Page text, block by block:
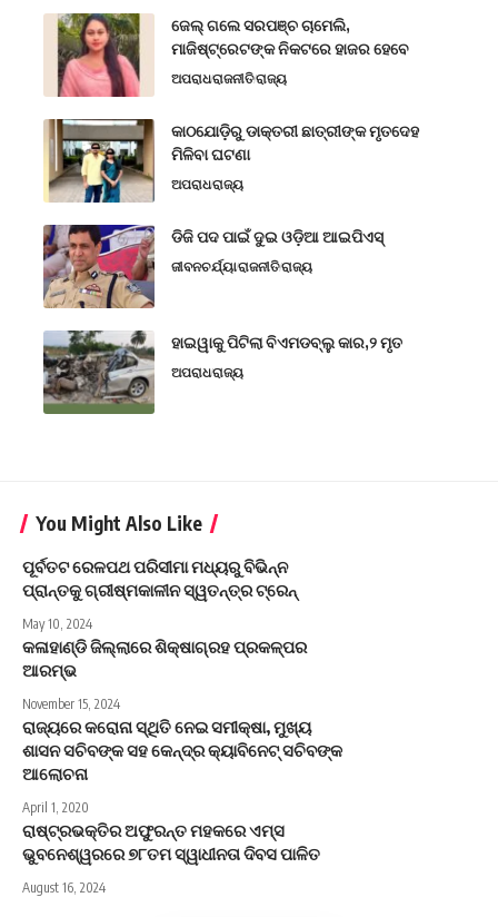
ଜେଲ୍ ଗଲେ ସରପଞ୍ଚ ଚାମେଲି,
ମାଜିଷ୍ଟ୍ରେଟଙ୍କ ନିକଟରେ ହାଜର ହେବେ
ଅପରାଧରାଜନୀତିରାଜ୍ୟ
କାଠଯୋଡ଼ିରୁ ଡାକ୍ତରୀ ଛାତ୍ରୀଙ୍କ ମୃତଦେହ
ମିଳିବା ଘଟଣା
ଅପରାଧରାଜ୍ୟ
ଡିଜି ପଦ ପାଇଁ ଦୁଇ ଓଡ଼ିଆ ଆଇପିଏସ୍
ଜୀବନଚର୍ଯ୍ୟାରାଜନୀତିରାଜ୍ୟ
ହାଇୱାକୁ ପିଟିଲା ବିଏମଡବ୍ଲୁ କାର,୨ ମୃତ
ଅପରାଧରାଜ୍ୟ
You Might Also Like
ପୂର୍ବତଟ ରେଳପଥ ପରିସୀମା ମଧ୍ୟରୁ ବିଭିନ୍ନ
ପ୍ରାନ୍ତକୁ ଗ୍ରୀଷ୍ମକାଳୀନ ସ୍ୱତନ୍ତ୍ର ଟ୍ରେନ୍
May 10, 2024
କଳାହାଣ୍ଡି ଜିଲ୍ଲାରେ ଶିକ୍ଷାଗ୍ରହ ପ୍ରକଳ୍ପର
ଆରମ୍ଭ
November 15, 2024
ରାଜ୍ୟରେ କରୋନା ସ୍ଥିତି ନେଇ ସମୀକ୍ଷା, ମୁଖ୍ୟ
ଶାସନ ସଚିବଙ୍କ ସହ କେନ୍ଦ୍ର କ୍ୟାବିନେଟ୍‌ ସଚିବଙ୍କ
ଆଲୋଚନା
April 1, 2020
ରାଷ୍ଟ୍ରଭକ୍ତିର ଅଫୁରନ୍ତ ମହକରେ ଏମ୍ସ
ଭୁବନେଶ୍ୱରରେ ୭୮ତମ ସ୍ୱାଧୀନତା ଦିବସ ପାଳିତ
August 16, 2024